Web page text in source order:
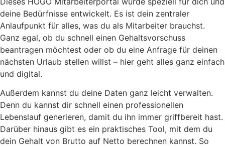
deine Bedürfnisse entwickelt. Es ist dein zentraler
Anlaufpunkt für alles, was du als Mitarbeiter brauchst.
Ganz egal, ob du schnell einen Gehaltsvorschuss
beantragen möchtest oder ob du eine Anfrage für deinen
nächsten Urlaub stellen willst – hier geht alles ganz einfach
und digital.
Außerdem kannst du deine Daten ganz leicht verwalten.
Denn du kannst dir schnell einen professionellen
Lebenslauf generieren, damit du ihn immer griffbereit hast.
Darüber hinaus gibt es ein praktisches Tool, mit dem du
dein Gehalt von Brutto auf Netto berechnen kannst. So